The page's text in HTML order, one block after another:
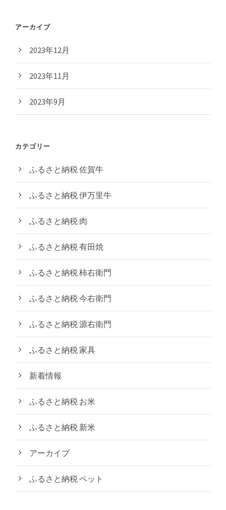
アーカイブ
2023年12月
2023年11月
2023年9月
カテゴリー
ふるさと納税 佐賀牛
ふるさと納税 伊万里牛
ふるさと納税 肉
ふるさと納税 有田焼
ふるさと納税 柿右衛門
ふるさと納税 今右衛門
ふるさと納税 源右衛門
ふるさと納税 家具
新着情報
ふるさと納税 お米
ふるさと納税 新米
アーカイブ
ふるさと納税 ペット